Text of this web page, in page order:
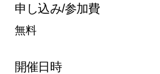
申し込み/参加費
無料
開催日時